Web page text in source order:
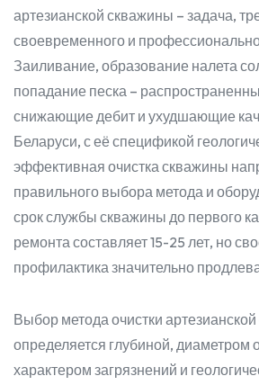
артезианской скважины – задача,
своевременного и
Заиливание, образование налета
попадание песка –
снижающие дебит и ухудшающие
Беларуси, с её спецификой
эффективная очистка скважины
правильного выбора метода и
срок службы скважины до первого
ремонта составляет 15-25 лет, но
профилактика значительно
Выбор метода очистки
определяется глубиной, диаметром
характером загрязнений и